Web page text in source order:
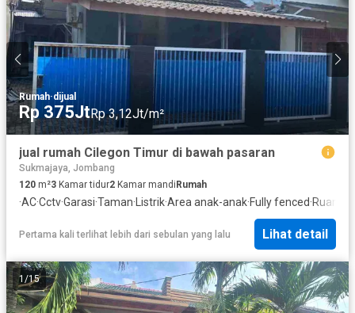
Rumah·dijual
Rp 375JtRp 3,12Jt/m²
jual rumah Cilegon Timur di bawah pasaran
Sukmajaya, Jombang
120 m²3 Kamar tidur2 Kamar mandiRumah
·AC·Cctv·Garasi·Taman· Listrik·Area anak-anak·Fully fenced·Ruang
Pertama kali terlihat lebih dari sebulan yang lalu Lihat detail
1 /15